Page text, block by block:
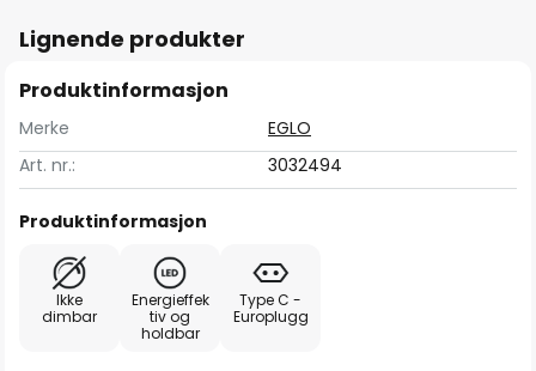
Lignende produkter
Produktinformasjon
Merke
EGLO
Art. nr.:
3032494
Produktinformasjon
Ikke
dimbar
Energieffek
tiv og
holdbar
Type C -
Europlugg